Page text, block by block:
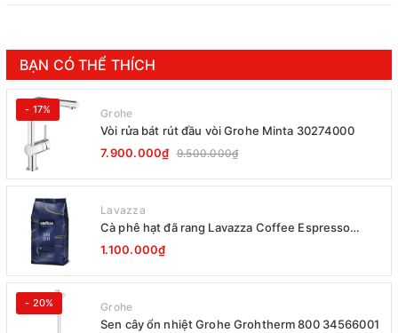
BẠN CÓ THỂ THÍCH
- 17% Grohe
Vòi rửa bát rút đầu vòi Grohe Minta 30274000
7.900.000₫ 9.500.000₫
Lavazza
Cà phê hạt đã rang Lavazza Coffee Espresso
Super Crema 1000g Date 12-2027
1.100.000₫
- 20% Grohe
Sen cây ổn nhiệt Grohe Grohtherm 800 34566001